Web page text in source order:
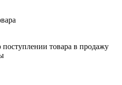
товара в продажу